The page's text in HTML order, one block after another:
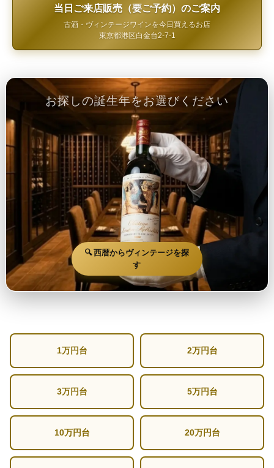
当日ご来店販売（要ご予約）のご案内
古酒・ヴィンテージワインを今日買えるお店
東京都港区白金台2-7-1
お探しの誕生年をお選びください
🔍 西暦からヴィンテージを探
す
1万円台 2万円台
3万円台 5万円台
10万円台 20万円台